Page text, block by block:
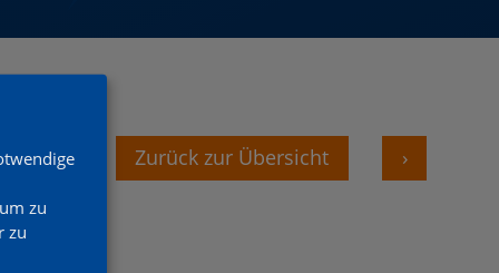
‹ Zurück zur Übersicht ›
zu
zu